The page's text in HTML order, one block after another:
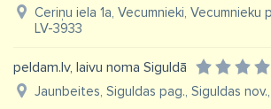
Ceriņu iela 1a, Vecumnieki, Vecumnieku
LV-3933
peldam.lv, laivu noma Siguldā
Jaunbeites, Siguldas pag., Siguldas